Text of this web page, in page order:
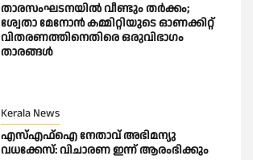
താരസംഘടനയില്‍ വീണ്ടും തര്‍ക്കം;
ശ്വേതാ മേനോന്‍ കമ്മിറ്റിയുടെ ഓണക്കിറ്റ്
വിതരണത്തിനെതിരെ ഒരുവിഭാഗം
താരങ്ങള്‍
Kerala News
എസ്എഫ്ഐ നേതാവ് അഭിമന്യു
വധക്കേസ്: വിചാരണ ഇന്ന് ആരംഭിക്കും